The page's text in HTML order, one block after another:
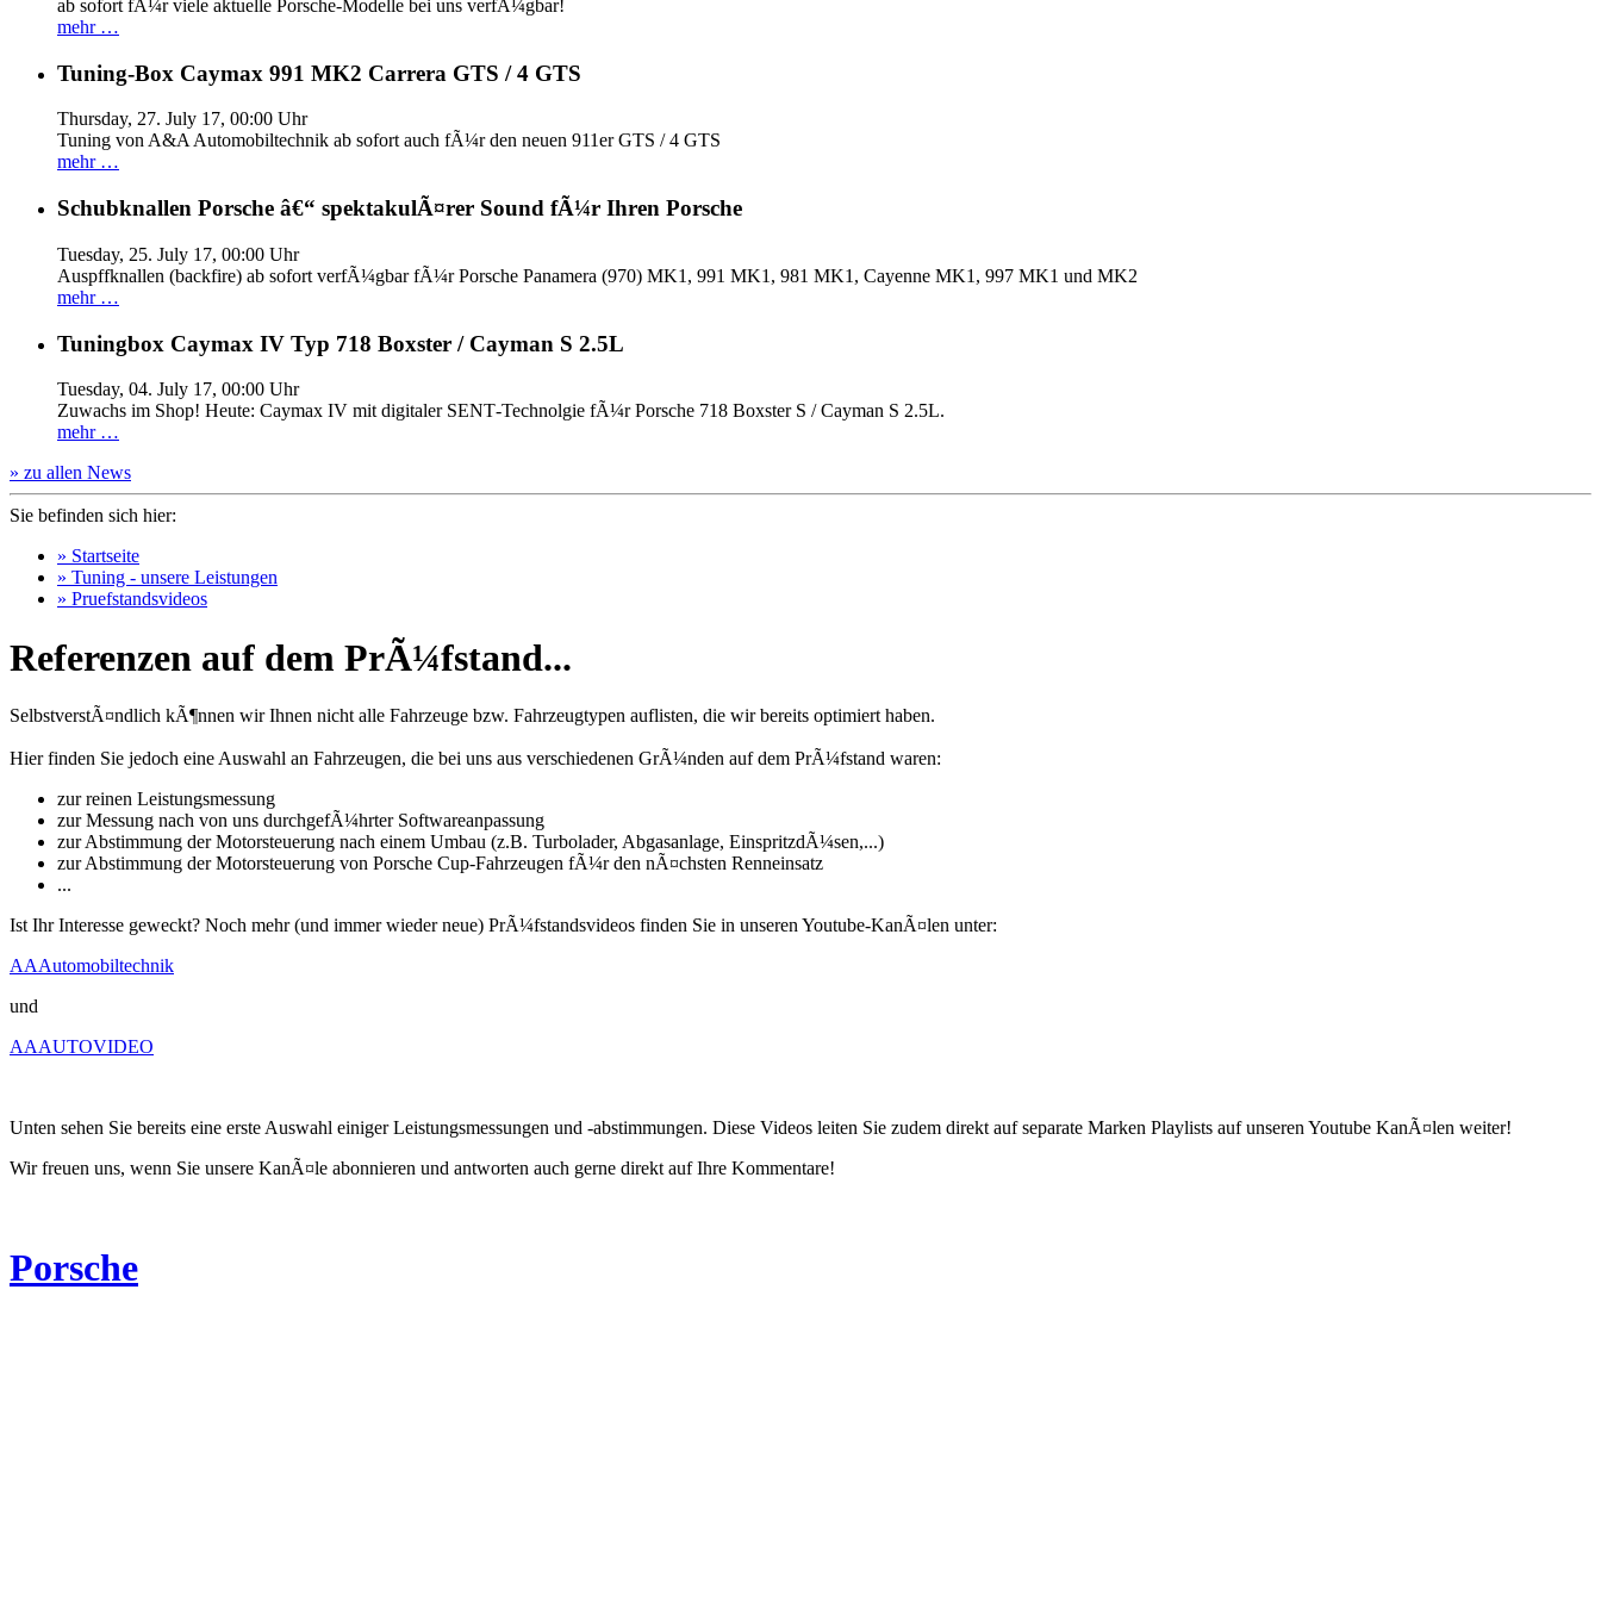
ab sofort fÃ¼r viele aktuelle Porsche-Modelle bei uns verfÃ¼gbar!
mehr …
Tuning-Box Caymax 991 MK2 Carrera GTS / 4 GTS
Thursday, 27. July 17, 00:00 Uhr
Tuning von A&A Automobiltechnik ab sofort auch fÃ¼r den neuen 911er GTS / 4 GTS
mehr …
Schubknallen Porsche â€“ spektakulÃ¤rer Sound fÃ¼r Ihren Porsche
Tuesday, 25. July 17, 00:00 Uhr
Auspffknallen (backfire) ab sofort verfÃ¼gbar fÃ¼r Porsche Panamera (970) MK1, 991 MK1, 981 MK1, Cayenne MK1, 997 MK1 und MK2
mehr …
Tuningbox Caymax IV Typ 718 Boxster / Cayman S 2.5L
Tuesday, 04. July 17, 00:00 Uhr
Zuwachs im Shop! Heute: Caymax IV mit digitaler SENT‐Technolgie fÃ¼r Porsche 718 Boxster S / Cayman S 2.5L.
mehr …
» zu allen News
Sie befinden sich hier:
» Startseite
» Tuning - unsere Leistungen
» Pruefstandsvideos
Referenzen auf dem PrÃ¼fstand...
SelbstverstÃ¤ndlich kÃ¶nnen wir Ihnen nicht alle Fahrzeuge bzw. Fahrzeugtypen auflisten, die wir bereits optimiert haben.
Hier finden Sie jedoch eine Auswahl an Fahrzeugen, die bei uns aus verschiedenen GrÃ¼nden auf dem PrÃ¼fstand waren:
zur reinen Leistungsmessung
zur Messung nach von uns durchgefÃ¼hrter Softwareanpassung
zur Abstimmung der Motorsteuerung nach einem Umbau (z.B. Turbolader, Abgasanlage, EinspritzdÃ¼sen,...)
zur Abstimmung der Motorsteuerung von Porsche Cup-Fahrzeugen fÃ¼r den nÃ¤chsten Renneinsatz
...
Ist Ihr Interesse geweckt? Noch mehr (und immer wieder neue) PrÃ¼fstandsvideos finden Sie in unseren Youtube-KanÃ¤len unter:
AAAutomobiltechnik
und
AAAUTOVIDEO
Unten sehen Sie bereits eine erste Auswahl einiger Leistungsmessungen und -abstimmungen. Diese Videos leiten Sie zudem direkt auf separate Marken Playlists auf unseren Youtube KanÃ¤len weiter!
Wir freuen uns, wenn Sie unsere KanÃ¤le abonnieren und antworten auch gerne direkt auf Ihre Kommentare!
Porsche